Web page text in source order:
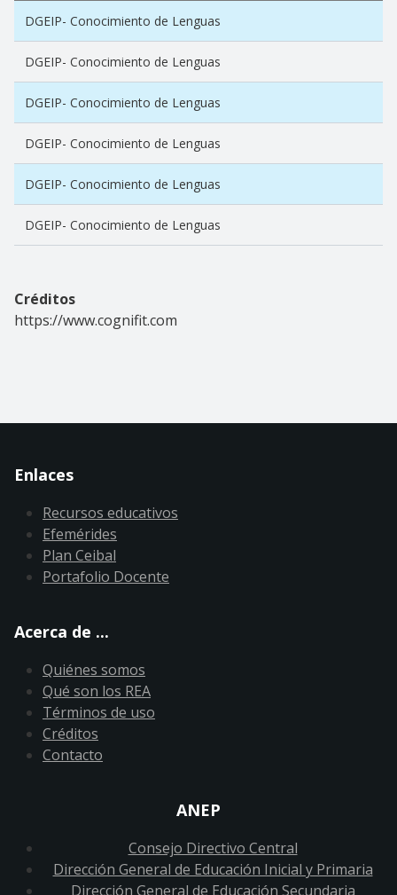
DGEIP- Conocimiento de Lenguas
DGEIP- Conocimiento de Lenguas
DGEIP- Conocimiento de Lenguas
DGEIP- Conocimiento de Lenguas
DGEIP- Conocimiento de Lenguas
DGEIP- Conocimiento de Lenguas
Créditos
https://www.cognifit.com
Enlaces
Recursos educativos
Efemérides
Plan Ceibal
Portafolio Docente
Acerca de ...
Quiénes somos
Qué son los REA
Términos de uso
Créditos
Contacto
ANEP
Consejo Directivo Central
Dirección General de Educación Inicial y Primaria
Dirección General de Educación Secundaria